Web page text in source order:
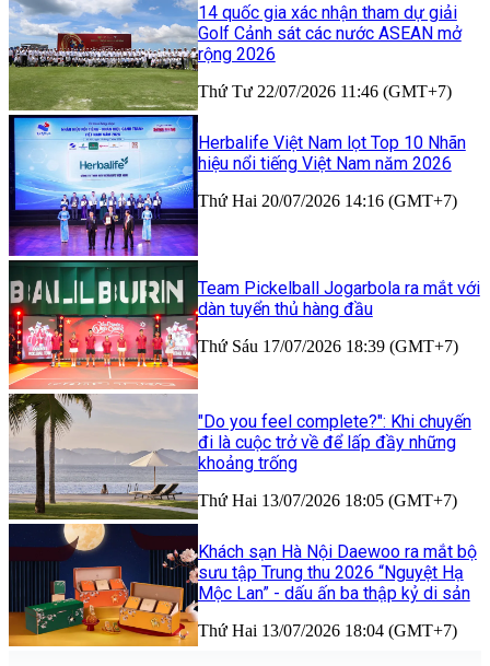
14 quốc gia xác nhận tham dự giải
Golf Cảnh sát các nước ASEAN mở
rộng 2026
Thứ Tư 22/07/2026 11:46 (GMT+7)
Herbalife Việt Nam lọt Top 10 Nhãn
hiệu nổi tiếng Việt Nam năm 2026
Thứ Hai 20/07/2026 14:16 (GMT+7)
Team Pickelball Jogarbola ra mắt với
dàn tuyển thủ hàng đầu
Thứ Sáu 17/07/2026 18:39 (GMT+7)
"Do you feel complete?": Khi chuyến
đi là cuộc trở về để lấp đầy những
khoảng trống
Thứ Hai 13/07/2026 18:05 (GMT+7)
Khách sạn Hà Nội Daewoo ra mắt bộ
sưu tập Trung thu 2026 “Nguyệt Hạ
Mộc Lan” - dấu ấn ba thập kỷ di sản
Thứ Hai 13/07/2026 18:04 (GMT+7)